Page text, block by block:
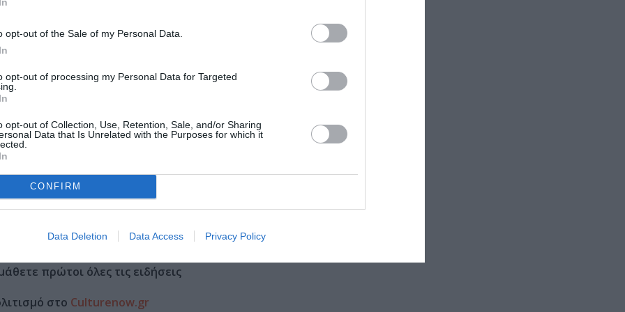
opt-out of the Sale of my Personal Data.
opt-out of processing my Personal Data for Targeted
opt-out of Collection, Use, Retention, Sale, and/or Sharing
Data that Is Unrelated with the Purposes for which it
CONFIRM
Data Deletion Data Access Privacy Policy
Ευριπίδειο Θέατρο Ρεματιάς, Πεζόδρομος Προφήτη Ηλία,
Θέατρο Ρεματιάς
πρώτοι όλες τις ειδήσεις
στο Culturenow.gr